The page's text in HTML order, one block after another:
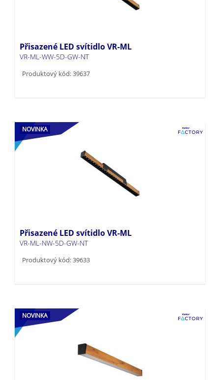
Přisazené LED svítidlo VR-ML
VR-ML-WW-5D-GW-NT
Produktový kód: 39637
NOVINKA
Přisazené LED svítidlo VR-ML
VR-ML-NW-5D-GW-NT
Produktový kód: 39633
NOVINKA